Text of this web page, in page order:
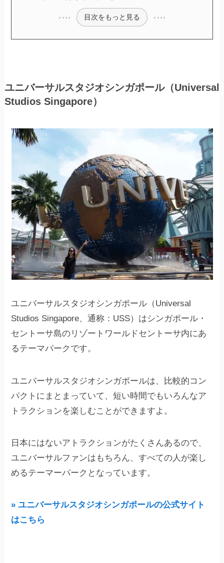
目次をもっと見る
ユニバーサルスタジオシンガポール（Universal
Studios Singapore）
ユニバーサルスタジオシンガポール（Universal
Studios Singapore、通称：USS）はシンガポール・
セントーサ島のリゾートワールドセントーサ内にあ
るテーマパークです。
ユニバーサルスタジオシンガポールは、比較的コン
パクトにまとまっていて、短い時間でもいろんなア
トラクションを楽しむことができますよ。
日本にはないアトラクションがたくさんあるので、
ユニバーサルファンはもちろん、すべての人が楽し
めるテーマーパークとなっています。
» ユニバーサルスタジオシンガポールの公式サイト
はこちら